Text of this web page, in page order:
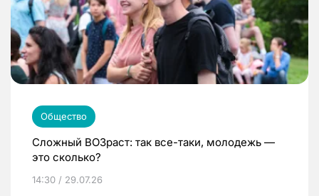
Общество
Сложный ВОЗраст: так все-таки, молодежь —
это сколько?
14:30 / 29.07.26